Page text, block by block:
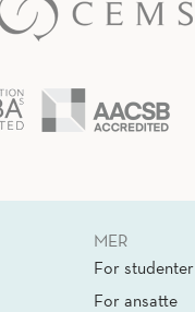
MER
For studenter
For ansatte